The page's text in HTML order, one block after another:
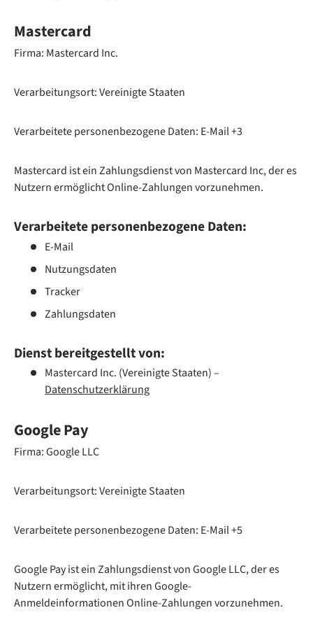
Mastercard
Firma: Mastercard Inc.
Verarbeitungsort: Vereinigte Staaten
Verarbeitete personenbezogene Daten: E-Mail +3
Mastercard ist ein Zahlungsdienst von Mastercard Inc, der es
Nutzern ermöglicht Online-Zahlungen vorzunehmen.
Verarbeitete personenbezogene Daten:
E-Mail
Nutzungsdaten
Tracker
Zahlungsdaten
Dienst bereitgestellt von:
Mastercard Inc. (Vereinigte Staaten) –
Datenschutzerklärung
Google Pay
Firma: Google LLC
Verarbeitungsort: Vereinigte Staaten
Verarbeitete personenbezogene Daten: E-Mail +5
Google Pay ist ein Zahlungsdienst von Google LLC, der es
Nutzern ermöglicht, mit ihren Google-
Anmeldeinformationen Online-Zahlungen vorzunehmen.